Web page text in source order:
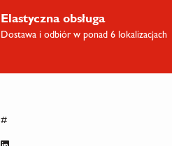
Elastyczna obsługa
Dostawa i odbiór w ponad 6 lokalizacjach
#